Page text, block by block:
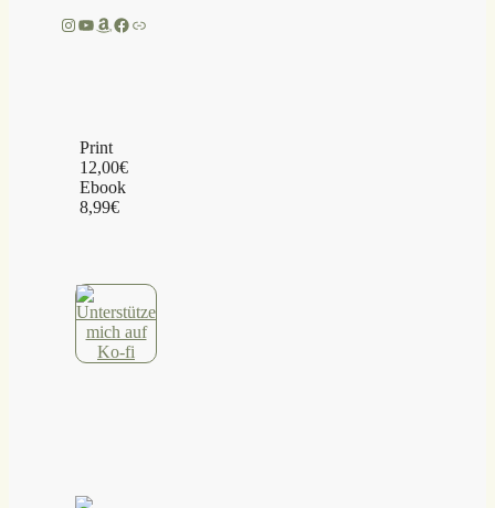
Instagram
YouTube
Amazon
Facebook
Link
Print
12,00€
Ebook
8,99€